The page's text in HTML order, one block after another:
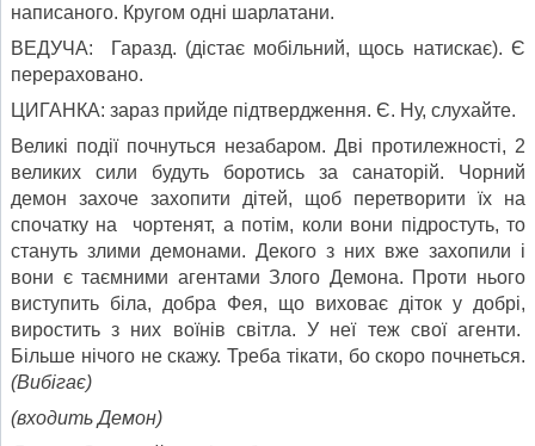
написаного. Кругом одні шарлатани.
ВЕДУЧА: Гаразд. (дістає мобільний, щось натискає). Є
перераховано.
ЦИГАНКА: зараз прийде підтвердження. Є. Ну, слухайте.
Великі події почнуться незабаром. Дві протилежності, 2
великих сили будуть боротись за санаторій. Чорний
демон захоче захопити дітей, щоб перетворити їх на
спочатку на чортенят, а потім, коли вони підростуть, то
стануть злими демонами. Декого з них вже захопили і
вони є таємними агентами Злого Демона. Проти нього
виступить біла, добра Фея, що виховає діток у добрі,
виростить з них воїнів світла. У неї теж свої агенти.
Більше нічого не скажу. Треба тікати, бо скоро почнеться.
(Вибігає)
(входить Демон)